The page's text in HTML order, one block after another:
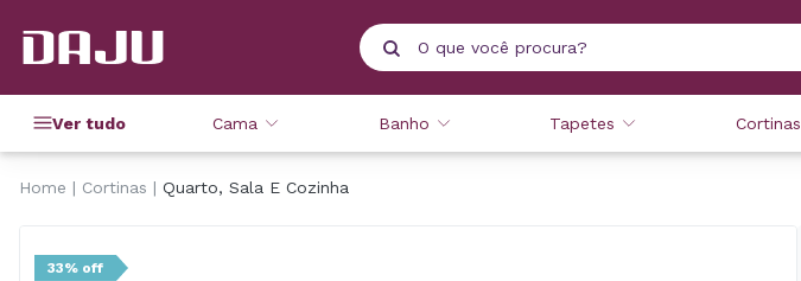
Ver tudo Cama Banho Tapetes Cortinas
Home Cortinas Quarto, Sala E Cozinha
33% off